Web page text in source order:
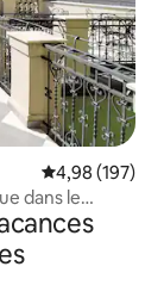
Évaluation
4,98 (197)
dans le